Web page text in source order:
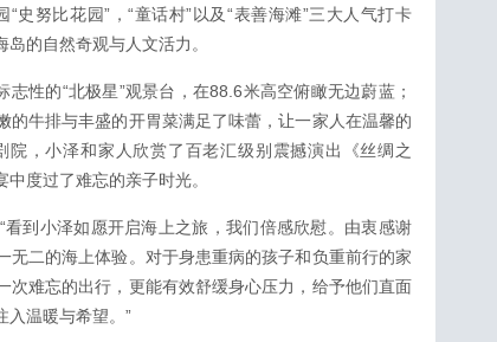
史努比花园”，“童话村”以及“表善海滩”三大人气打卡
的自然奇观与人文活力。
性的“北极星”观景台，在88.6米高空俯瞰无边蔚蓝；
的牛排与丰盛的开胃菜满足了味蕾，让一家人在温馨的
，小泽和家人欣赏了百老汇级别震撼演出《丝绸之
度过了难忘的亲子时光。
看到小泽如愿开启海上之旅，我们倍感欣慰。由衷感谢
无二的海上体验。对于身患重病的孩子和负重前行的家
次难忘的出行，更能有效舒缓身心压力，给予他们直面
入温暖与希望。”